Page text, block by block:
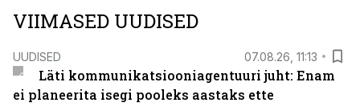
VIIMASED UUDISED
UUDISED 07.08.26, 11:13
Läti kommunikatsiooniagentuuri juht: Enam
ei planeerita isegi pooleks aastaks ette